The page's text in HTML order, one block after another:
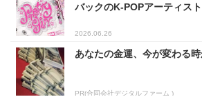
バックのK-POPアーティス
2026.06.26
あなたの金運、今が変わる
PR(合同会社デジタルファーム )